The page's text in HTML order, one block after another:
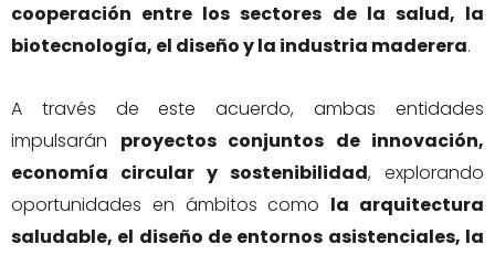
cooperación entre los sectores de la salud, la
biotecnología, el diseño y la industria maderera.
A través de este acuerdo, ambas entidades
impulsarán proyectos conjuntos de innovación,
economía circular y sostenibilidad, explorando
oportunidades en ámbitos como la arquitectura
saludable, el diseño de entornos asistenciales, la